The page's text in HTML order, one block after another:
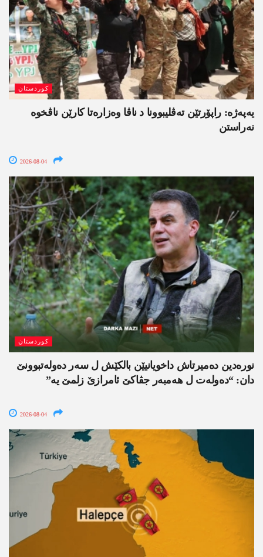
کوردستان
یەپەژە: راپۆرتێن تەڤلیبوونا د ناڤا وەزارەتا کارێن ناڤخوە
نەراستن
2026-08-04
کوردستان
نورەدین دەمیرتاش داخویانیێن بالکێش ل سەر دەولەتبوونێ
دان: “دەولەت ل ھەمبەر جڤاکێ ئامرازێ زلمێ یە”
2026-08-04